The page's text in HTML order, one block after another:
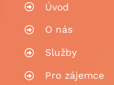
Úvod
O nás
Služby
Pro zájemce